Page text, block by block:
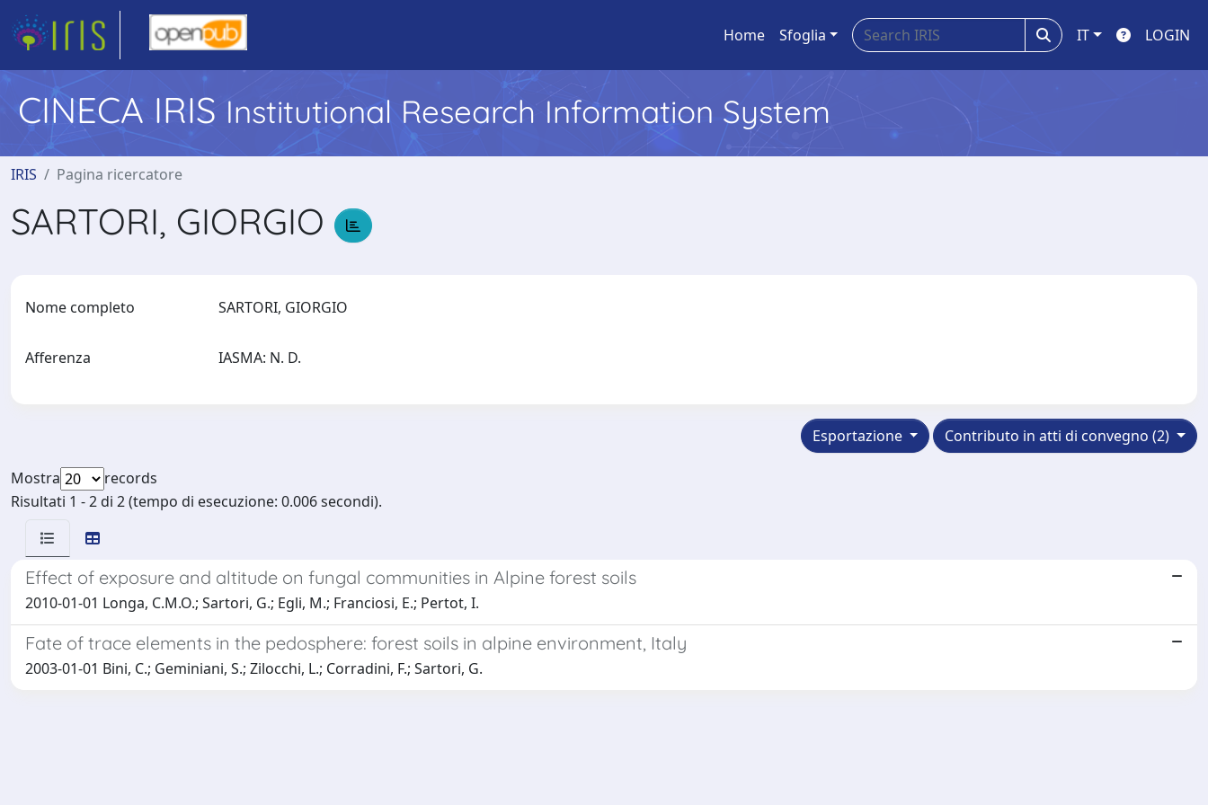
Home Sfoglia IT LOGIN
CINECA IRIS Institutional Research Information System
IRIS Pagina ricercatore
SARTORI, GIORGIO
Nome completo SARTORI, GIORGIO
Afferenza IASMA: N. D.
Contributo in atti di convegno (2)
Esportazione
Mostra
records
Risultati 1 - 2 di 2 (tempo di esecuzione: 0.006 secondi).
Effect of exposure and altitude on fungal communities in Alpine forest soils
2010-01-01 Longa, C.M.O.; Sartori, G.; Egli, M.; Franciosi, E.; Pertot, I.
Fate of trace elements in the pedosphere: forest soils in alpine environment, Italy
2003-01-01 Bini, C.; Geminiani, S.; Zilocchi, L.; Corradini, F.; Sartori, G.